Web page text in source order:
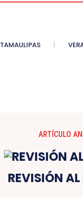
TAMAULIPAS
ARTÍCULO
REVISIÓN